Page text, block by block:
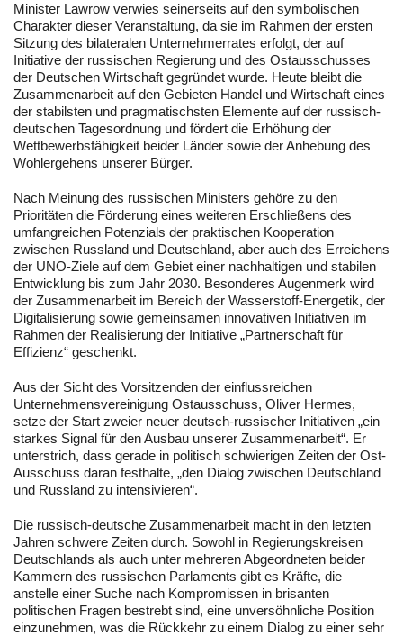
Minister Lawrow verwies seinerseits auf den symbolischen
Charakter dieser Veranstaltung, da sie im Rahmen der ersten
Sitzung des bilateralen Unternehmerrates erfolgt, der auf
Initiative der russischen Regierung und des Ostausschusses
der Deutschen Wirtschaft gegründet wurde. Heute bleibt die
Zusammenarbeit auf den Gebieten Handel und Wirtschaft eines
der stabilsten und pragmatischsten Elemente auf der russisch-
deutschen Tagesordnung und fördert die Erhöhung der
Wettbewerbsfähigkeit beider Länder sowie der Anhebung des
Wohlergehens unserer Bürger.
Nach Meinung des russischen Ministers gehöre zu den
Prioritäten die Förderung eines weiteren Erschließens des
umfangreichen Potenzials der praktischen Kooperation
zwischen Russland und Deutschland, aber auch des Erreichens
der UNO-Ziele auf dem Gebiet einer nachhaltigen und stabilen
Entwicklung bis zum Jahr 2030. Besonderes Augenmerk wird
der Zusammenarbeit im Bereich der Wasserstoff-Energetik, der
Digitalisierung sowie gemeinsamen innovativen Initiativen im
Rahmen der Realisierung der Initiative „Partnerschaft für
Effizienz“ geschenkt.
Aus der Sicht des Vorsitzenden der einflussreichen
Unternehmensvereinigung Ostausschuss, Oliver Hermes,
setze der Start zweier neuer deutsch-russischer Initiativen „ein
starkes Signal für den Ausbau unserer Zusammenarbeit“. Er
unterstrich, dass gerade in politisch schwierigen Zeiten der Ost-
Ausschuss daran festhalte, „den Dialog zwischen Deutschland
und Russland zu intensivieren“.
Die russisch-deutsche Zusammenarbeit macht in den letzten
Jahren schwere Zeiten durch. Sowohl in Regierungskreisen
Deutschlands als auch unter mehreren Abgeordneten beider
Kammern des russischen Parlaments gibt es Kräfte, die
anstelle einer Suche nach Kompromissen in brisanten
politischen Fragen bestrebt sind, eine unversöhnliche Position
einzunehmen, was die Rückkehr zu einem Dialog zu einer sehr